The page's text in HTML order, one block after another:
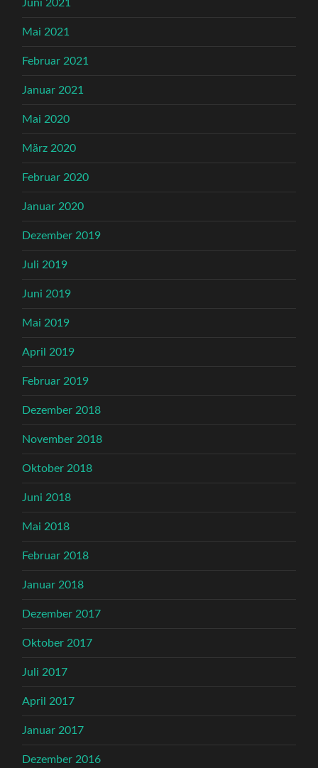
Juni 2021
Mai 2021
Februar 2021
Januar 2021
Mai 2020
März 2020
Februar 2020
Januar 2020
Dezember 2019
Juli 2019
Juni 2019
Mai 2019
April 2019
Februar 2019
Dezember 2018
November 2018
Oktober 2018
Juni 2018
Mai 2018
Februar 2018
Januar 2018
Dezember 2017
Oktober 2017
Juli 2017
April 2017
Januar 2017
Dezember 2016